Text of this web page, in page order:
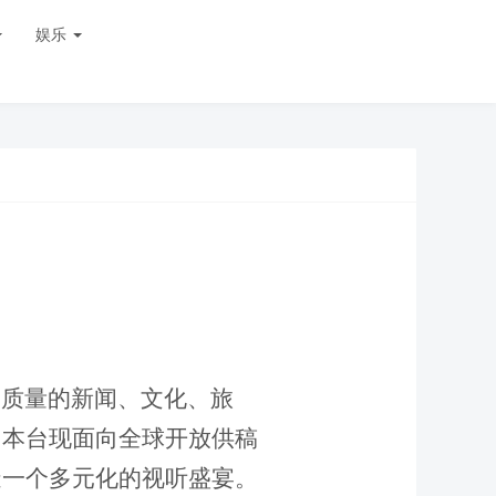
娱乐
量的新闻、 文化、 旅
台现面向全球开放供稿
个多元化的视听盛宴。